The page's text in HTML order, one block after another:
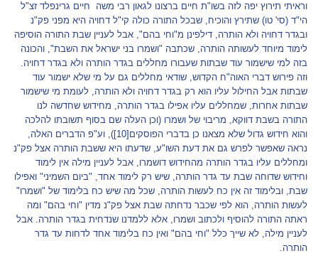
וראיתי תירוץ יפה לזה בשו"ת חיים ברצונו לגאון רבי משה חיים גרינפלד זצ"ל
הי"ד (סי' טו) שתירץ והוכיח, שבכל התורה כולה קי"ל דחויה היא מפני פק"נ
ובגדר דחויה ולא הותרה, דילפינן מ"וחי בהם", אבל לעניין שבת התורה הוסיפה
לימוד מיוחד לעשותה הותרה, שכתבה "ושמרו בני ישראל את השבת", והכונה
בזה למי שישמור עוד שבתות שעבורו מחללים בגדר הותרה ולא בגדר דחויה.
וזה פירוש דברי האוה"ח הקדוש, שודאי מחללים גם על מי שלא ישמור עוד
שבתות אבל החילול עליו הוא רק בגדר דחויה ולא הותרה, לעומת מי שישמור
שבתות אחרות, שמחללים עליו אפילו בגדר הותרה, מחידוש שחדשה לנו
התורה בשבת דווקא, מריבוי של ושמרו (וכן העלה שם בסוף תשובתו להלכה
והוא חידוש גדול שלא מצאנו כן בדברי הפוסקים [10]
), וע"פ הדברים האלה,
נראה שאפשר לפרש גם את דעת השו"ע, שדעתו היא ששבת הותרה אצל פק"נ
ומחללים עליו בגדר הותרה מהחידוש דושמרו, אבל לעניין מילה אין לימוד
וחידוש שדוחה שבת עד גדר הותרה, שיש רק לימוד אחד, "ביום השמיני" ואפילו
שבת, ובלימוד זה אין כח לעשות הותרה, שכל מה שיש כח בלימוד של "ושמרו"
לעשות הותרה, הוא לפי שכבר נדחתה שבת אצל פק"נ מדין "וחי בהם" ומה
ראתה התורה להוסיף ולכתוב ושמרו, אלא ללמדנו שנדחית בגדר הותרה. אבל
לעניין מילה, לא שייך כלל "וחי בהם" ואין כח בלימוד אחד לדחות עד גדר
הותרה.